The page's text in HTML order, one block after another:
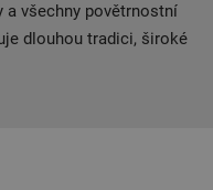
a všechny povětrnostní
dlouhou tradici, široké